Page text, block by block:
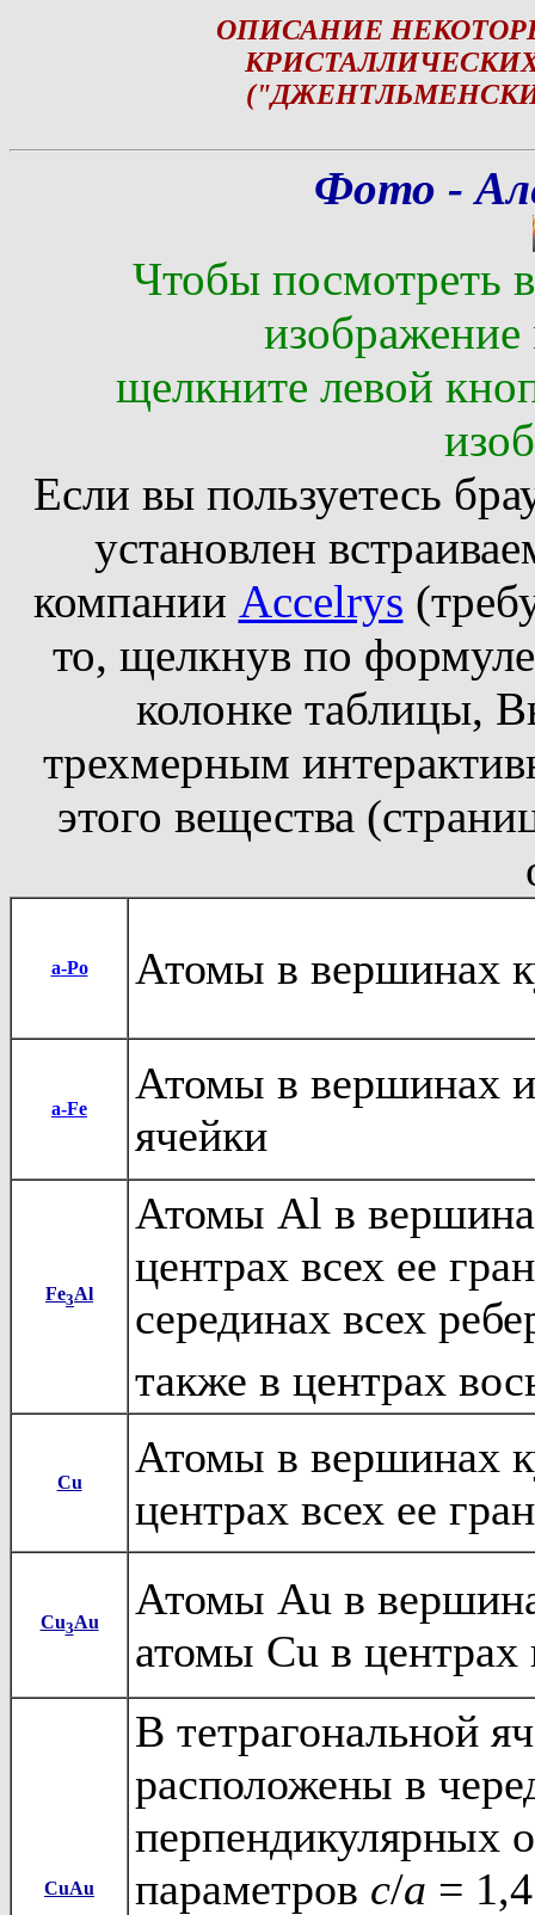
ОПИСАНИЕ
Фото -
Чтобы посмотреть
щелкните левой
Если вы пользуетесь
установлен
компании Accelrys
то, щелкнув по
колонке таблицы,
трехмерным
этого вещества
a-Po Атомы в вершинах
a-Fe
Атомы в вершинах
ячейки
Fe3Al
Атомы Al в
центрах всех ее
серединах всех
также в центрах
Cu
Атомы в вершинах
центрах всех ее
Cu3Au
Атомы Au в
атомы Cu в центрах
CuAu
В тетрагональной
расположены в
перпендикулярных
параметров c/a =